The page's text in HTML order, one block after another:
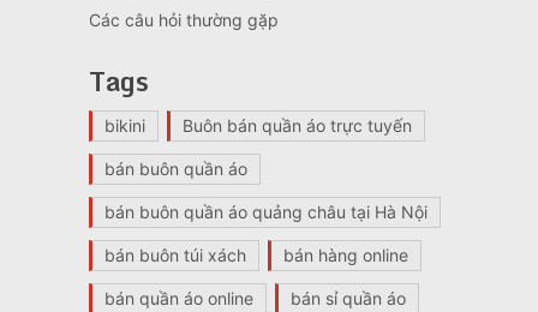
Các câu hỏi thường gặp
Tags
bikini Buôn bán quần áo trực tuyến
bán buôn quần áo
bán buôn quần áo quảng châu tại Hà Nội
bán buôn túi xách bán hàng online
bán quần áo online bán sỉ quần áo